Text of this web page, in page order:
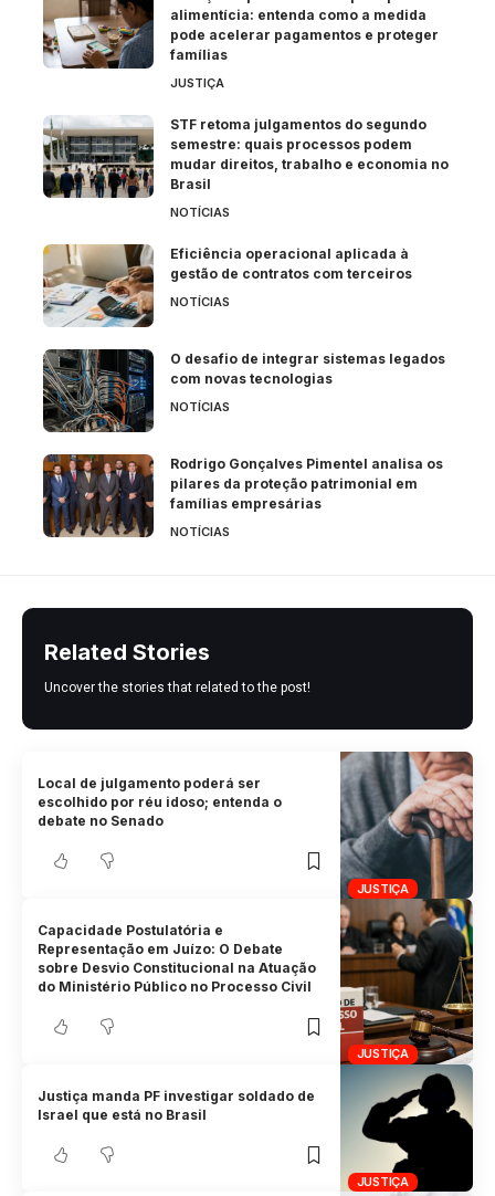
alimentícia: entenda como a medida
pode acelerar pagamentos e proteger
famílias
JUSTIÇA
STF retoma julgamentos do segundo
semestre: quais processos podem
mudar direitos, trabalho e economia no
Brasil
NOTÍCIAS
Eficiência operacional aplicada à
gestão de contratos com terceiros
NOTÍCIAS
O desafio de integrar sistemas legados
com novas tecnologias
NOTÍCIAS
Rodrigo Gonçalves Pimentel analisa os
pilares da proteção patrimonial em
famílias empresárias
NOTÍCIAS
Related Stories
Uncover the stories that related to the post!
JUSTIÇA
Local de julgamento poderá ser
escolhido por réu idoso; entenda o
debate no Senado
JUSTIÇA
Capacidade Postulatória e
Representação em Juízo: O Debate
sobre Desvio Constitucional na Atuação
do Ministério Público no Processo Civil
JUSTIÇA
Justiça manda PF investigar soldado de
Israel que está no Brasil